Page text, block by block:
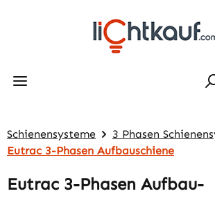
Zum Hauptinhalt springen
Schienensysteme
3 Phasen
Eutrac 3-Phasen Aufbauschiene
Eutrac 3-Phasen Aufbau-